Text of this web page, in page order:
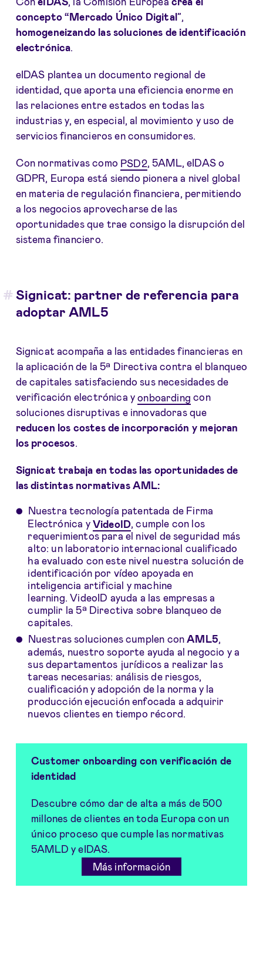
concepto “Mercado Único Digital”,
homogeneizando las soluciones de identificación
electrónica.
eIDAS plantea un documento regional de
identidad, que aporta una eficiencia enorme en
las relaciones entre estados en todas las
industrias y, en especial, al movimiento y uso de
servicios financieros en consumidores.
Con normativas como PSD2, 5AML, eIDAS o
GDPR, Europa está siendo pionera a nivel global
en materia de regulación financiera, permitiendo
a los negocios aprovecharse de las
oportunidades que trae consigo la disrupción del
sistema financiero.
Signicat: partner de referencia para
adoptar AML5
Signicat acompaña a las entidades financieras en
la aplicación de la 5ª Directiva contra el blanqueo
de capitales satisfaciendo sus necesidades de
verificación electrónica yonboarding con
soluciones disruptivas e innovadoras que
reducen los costes de incorporación y mejoran
los procesos.
Signicattrabaja en todas las oportunidades de
las distintas normativas AML:
Nuestra tecnología patentada de Firma
Electrónica y VideoID, cumple con los
requerimientos para el nivel de seguridad más
alto: un laboratorio internacional cualificado
ha evaluado con este nivel nuestra solución de
identificación por vídeo apoyada en
inteligencia artificial y machine
learning. VideoID ayuda a las empresas a
cumplir la 5ª Directiva sobre blanqueo de
capitales.
Nuestras soluciones cumplen con AML5
además, nuestro soporte ayuda al negocio y a
sus departamentos jurídicos a realizar las
tareas necesarias: análisis de riesgos,
cualificación y adopción de la norma y la
producción ejecución enfocada a adquirir
nuevos clientes en tiempo récord.
Customer onboarding converificación de
identidad
Descubre cómo dar de alta a más de 500
millones de clientes en toda Europa con un
único proceso que cumple las normativas
5AMLD y eIDAS.
Más información